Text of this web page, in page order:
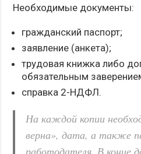
Необходимые документы:
гражданский паспорт;
заявление (анкета);
трудовая книжка либо
обязательным
справка 2-НДФЛ.
На каждой копии
верна», дата, а также